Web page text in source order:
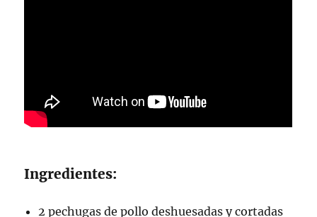
Ingredientes:
2 pechugas de pollo deshuesadas y cortadas